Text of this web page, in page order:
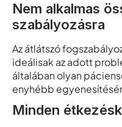
Nem alkalmas
szabályozásra
Az átlátszó
ideálisak az adott
általában olyan
enyhébb
Minden